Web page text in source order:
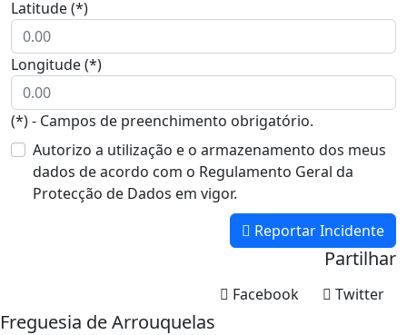
Latitude (*)
Longitude (*)
(*) - Campos de preenchimento obrigatório.
Autorizo a utilização e o armazenamento dos meus
dados de acordo com o Regulamento Geral da
Protecção de Dados em vigor.
Reportar Incidente
Partilhar
Twitter
Facebook
Freguesia de Arrouquelas